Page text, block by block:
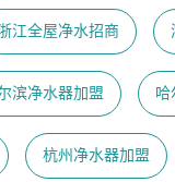
江全屋净水招商
滨净水器加盟 哈
杭州净水器加盟